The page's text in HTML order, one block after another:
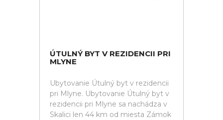
ÚTULNÝ BYT V REZIDENCII PRI
MLYNE
Ubytovanie Útulný byt v rezidencii
pri Mlyne. Ubytovanie Útulný byt v
rezidencii pri Mlyne sa nachádza v
Skalici len 44 km od miesta Zámok